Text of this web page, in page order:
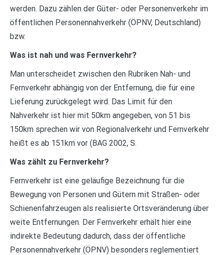
werden. Dazu zählen der Güter- oder Personenverkehr im
öffentlichen Personennahverkehr (ÖPNV, Deutschland)
bzw.
Was ist nah und was Fernverkehr?
Man unterscheidet zwischen den Rubriken Nah- und
Fernverkehr abhängig von der Entfernung, die für eine
Lieferung zurückgelegt wird. Das Limit für den
Nahverkehr ist hier mit 50km angegeben, von 51 bis
150km sprechen wir von Regionalverkehr und Fernverkehr
heißt es ab 151km vor (BAG 2002, S.
Was zählt zu Fernverkehr?
Fernverkehr ist eine geläufige Bezeichnung für die
Bewegung von Personen und Gütern mit Straßen- oder
Schienenfahrzeugen als realisierte Ortsveränderung über
weite Entfernungen. Der Fernverkehr erhält hier eine
indirekte Bedeutung dadurch, dass der öffentliche
Personennahverkehr (ÖPNV) besonders reglementiert